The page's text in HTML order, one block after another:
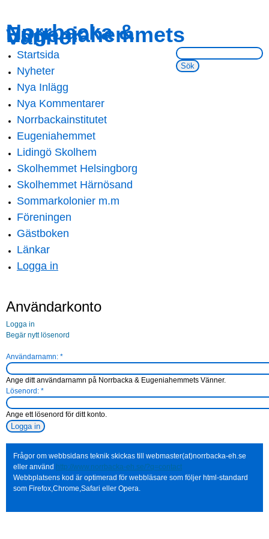
main
content
navigation
Norrbacka &
Eugeniahemmets
Vänner
Sök på webbsidan:
Main menu
Startsida
Nyheter
Nya Inlägg
Nya Kommentarer
Norrbackainstitutet
Eugeniahemmet
Lidingö Skolhem
Skolhemmet Helsingborg
Skolhemmet Härnösand
Sommarkolonier m.m
Föreningen
Gästboken
Länkar
Logga in
Användarkonto
Logga in
Begär nytt lösenord
Användarnamn: *
Ange ditt användarnamn på Norrbacka & Eugeniahemmets Vänner.
Lösenord: *
Ange ett lösenord för ditt konto.
Frågor om webbsidans teknik skickas till webmaster(at)norrbacka-eh.se
eller använd http://www.norrbacka-eh.se/?q=contact
Webbplatsens kod är optimerad för webbläsare som följer html-standard
som Firefox,Chrome,Safari eller Opera.